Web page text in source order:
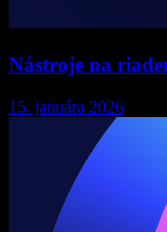
Nástroje na
15. januára 2026